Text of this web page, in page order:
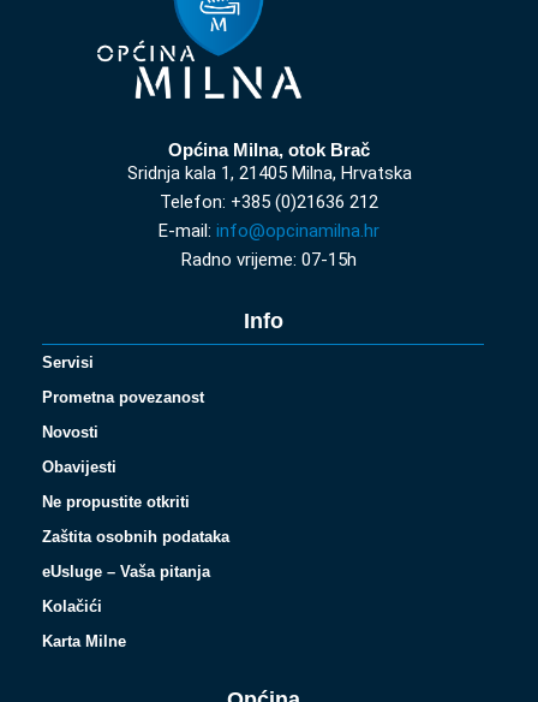
Općina Milna, otok Brač
Sridnja kala 1, 21405 Milna, Hrvatska
Telefon: +385 (0)21636 212
E-mail: info@opcinamilna.hr
Radno vrijeme: 07-15h
Info
Servisi
Prometna povezanost
Novosti
Obavijesti
Ne propustite otkriti
Zaštita osobnih podataka
eUsluge – Vaša pitanja
Kolačići
Karta Milne